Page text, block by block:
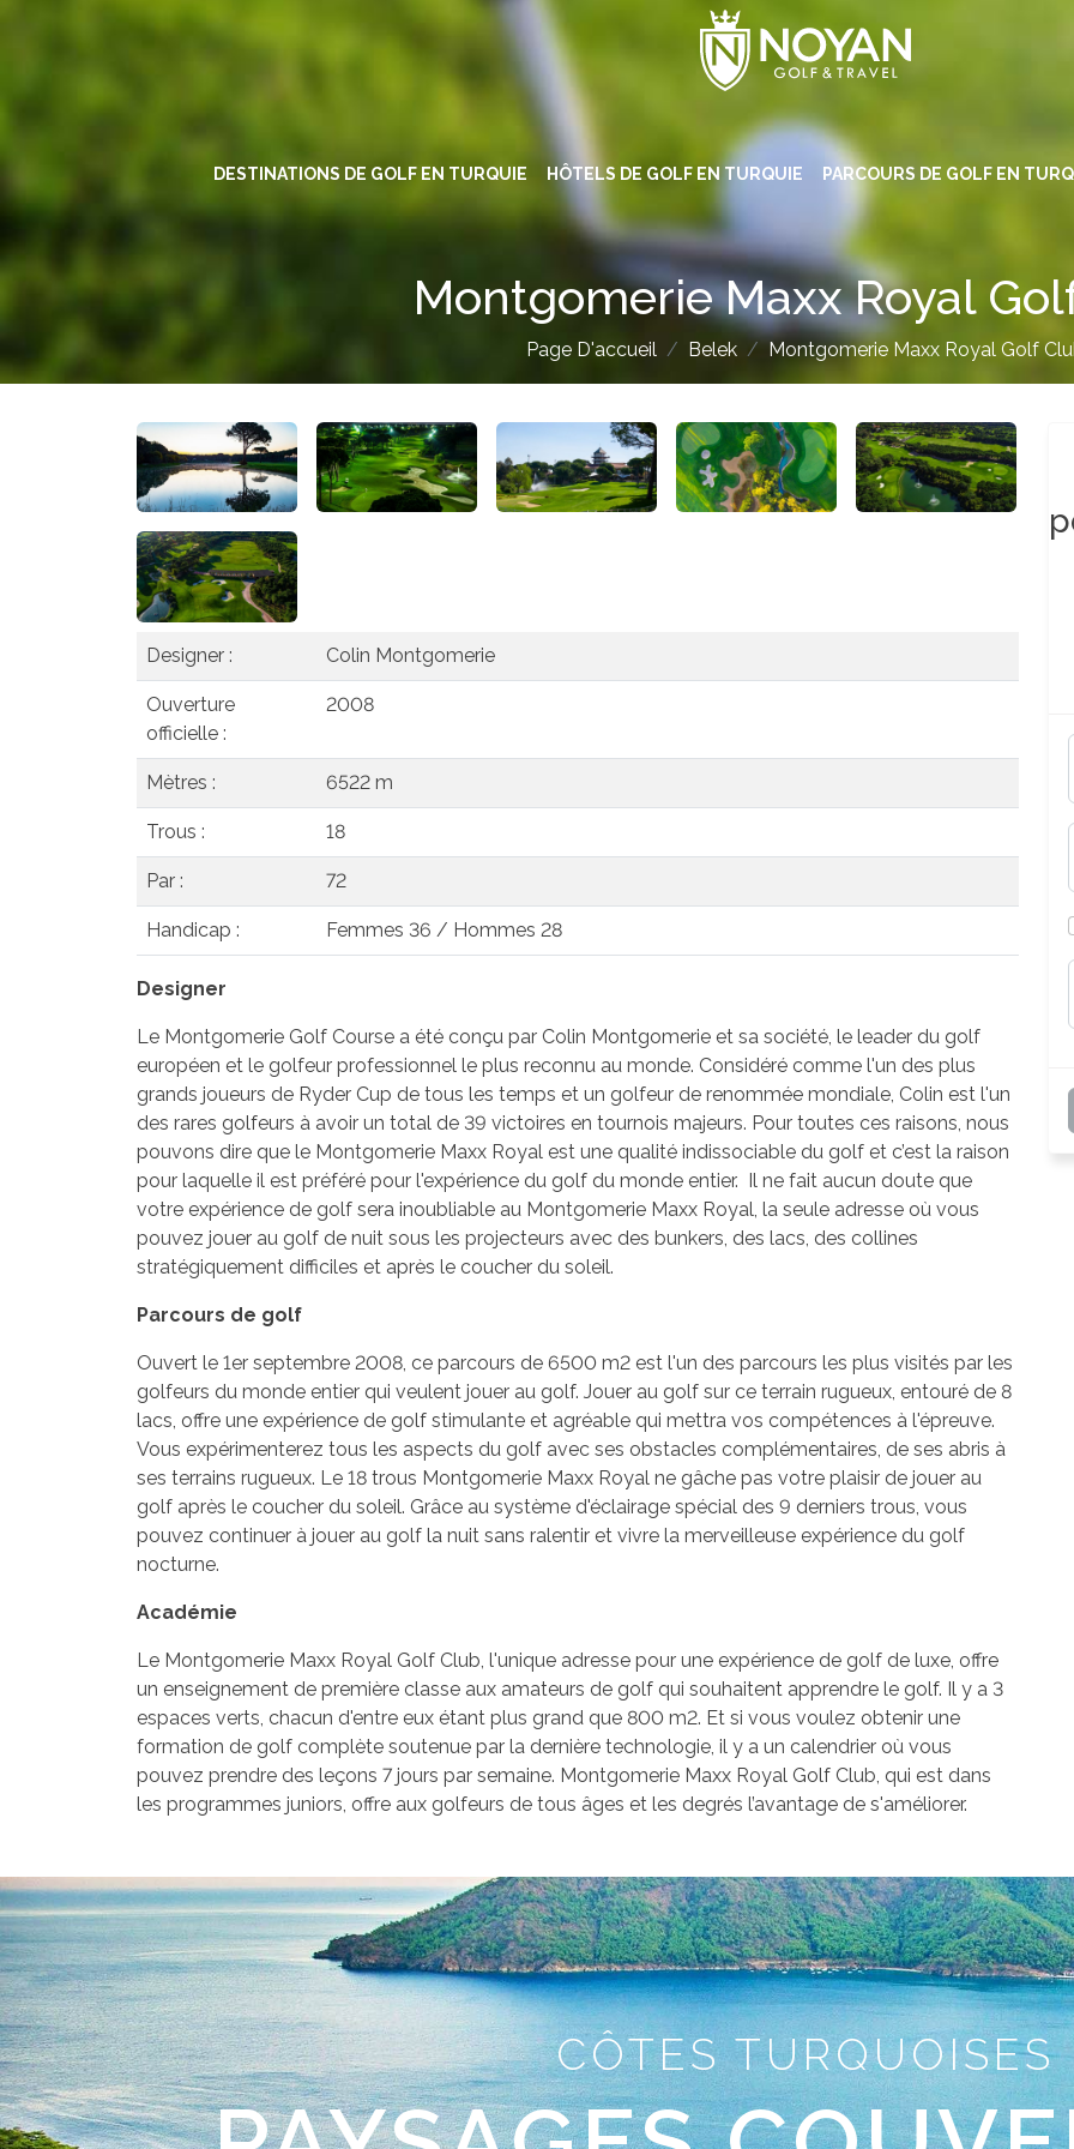
DESTINATIONS DE GOLF EN TURQUIE HÔTELS DE GOLF EN TURQUIE PARCOURS DE GOLF EN
Montgomerie Maxx Royal
Page D'accueil Belek Montgomerie Maxx Royal Golf
Designer : Colin Montgomerie
Ouverture
officielle :
2008
Mètres : 6522 m
Trous : 18
Par : 72
Handicap : Femmes 36 / Hommes 28
Designer
Le Montgomerie Golf Course a été conçu par Colin Montgomerie et sa société, le leader du golf
européen et le golfeur professionnel le plus reconnu au monde. Considéré comme l'un des plus
grands joueurs de Ryder Cup de tous les temps et un golfeur de renommée mondiale, Colin est l'un
des rares golfeurs à avoir un total de 39 victoires en tournois majeurs. Pour toutes ces raisons, nous
pouvons dire que le Montgomerie Maxx Royal est une qualité indissociable du golf et c’est la raison
pour laquelle il est préféré pour l'expérience du golf du monde entier. Il ne fait aucun doute que
votre expérience de golf sera inoubliable au Montgomerie Maxx Royal, la seule adresse où vous
pouvez jouer au golf de nuit sous les projecteurs avec des bunkers, des lacs, des collines
stratégiquement difficiles et après le coucher du soleil.
Parcours de golf
Ouvert le 1er septembre 2008, ce parcours de 6500 m2 est l'un des parcours les plus visités par les
golfeurs du monde entier qui veulent jouer au golf. Jouer au golf sur ce terrain rugueux, entouré de 8
lacs, offre une expérience de golf stimulante et agréable qui mettra vos compétences à l'épreuve.
Vous expérimenterez tous les aspects du golf avec ses obstacles complémentaires, de ses abris à
ses terrains rugueux. Le 18 trous Montgomerie Maxx Royal ne gâche pas votre plaisir de jouer au
golf après le coucher du soleil. Grâce au système d'éclairage spécial des 9 derniers trous, vous
pouvez continuer à jouer au golf la nuit sans ralentir et vivre la merveilleuse expérience du golf
nocturne.
Académie
Le Montgomerie Maxx Royal Golf Club, l'unique adresse pour une expérience de golf de luxe, offre
un enseignement de première classe aux amateurs de golf qui souhaitent apprendre le golf. Il y a 3
espaces verts, chacun d'entre eux étant plus grand que 800 m2. Et si vous voulez obtenir une
formation de golf complète soutenue par la dernière technologie, il y a un calendrier où vous
pouvez prendre des leçons 7 jours par semaine. Montgomerie Maxx Royal Golf Club, qui est dans
les programmes juniors, offre aux golfeurs de tous âges et les degrés l’avantage de s'améliorer.
CÔTES TURQUOISES